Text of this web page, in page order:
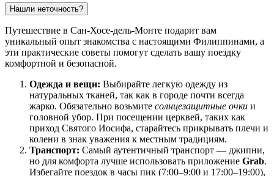
Нашли неточность?
Путешествие в Сан-Хосе-дель-Монте подарит вам
уникальный опыт знакомства с настоящими Филиппинами, а
эти практические советы помогут сделать вашу поездку
комфортной и безопасной.
Одежда и вещи: Выбирайте легкую одежду из
натуральных тканей, так как в городе почти всегда
жарко. Обязательно возьмите солнцезащитные очки и
головной убор. При посещении церквей, таких как
приход Святого Иосифа, старайтесь прикрывать плечи и
колени в знак уважения к местным традициям.
Транспорт: Самый аутентичный транспорт — джипни,
но для комфорта лучше использовать приложение Grab.
Избегайте поездок в часы пик (7:00–9:00 и 17:00–19:00),